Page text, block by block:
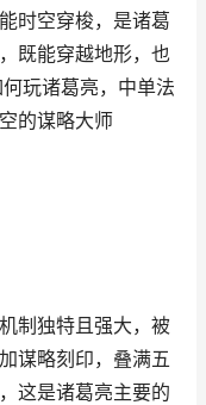
时空穿梭，是诸葛
既能穿越地形，也
玩诸葛亮，中单法
的谋略大师
制独特且强大，被
谋略刻印，叠满五
这是诸葛亮主要的